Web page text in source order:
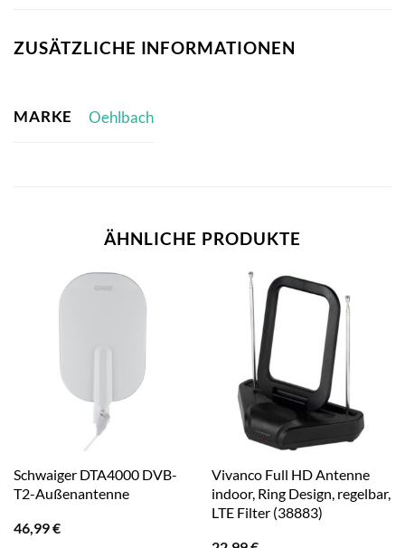
ZUSÄTZLICHE INFORMATIONEN
MARKE Oehlbach
ÄHNLICHE PRODUKTE
Schwaiger DTA4000 DVB-
T2-Außenantenne
46,99€
Vivanco Full HD Antenne
indoor, Ring Design, regelbar,
LTE Filter (38883)